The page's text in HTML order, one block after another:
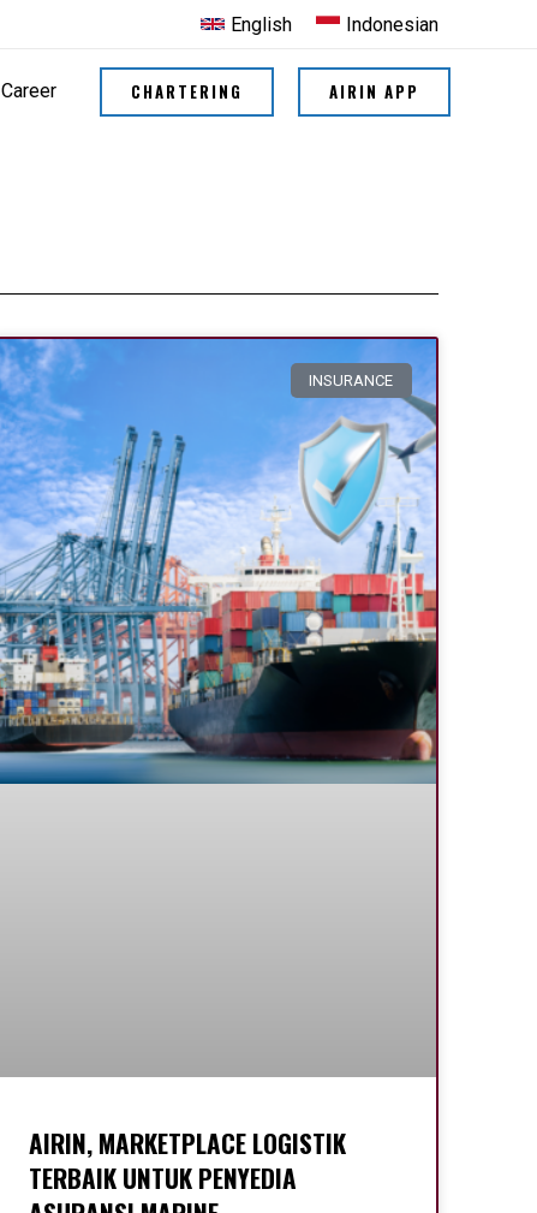
English Indonesian
Career CHARTERING AIRIN APP
INSURANCE
AIRIN, MARKETPLACE LOGISTIK
TERBAIK UNTUK PENYEDIA